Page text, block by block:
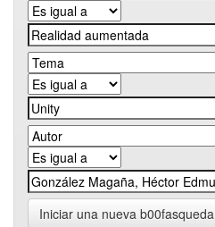
Iniciar una nueva b00fasqueda